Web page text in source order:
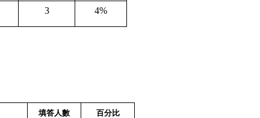
3 4%
填答人數 百分比